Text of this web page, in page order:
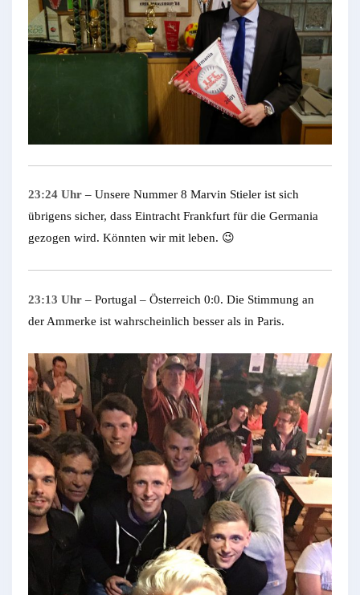
23:24 Uhr – Unsere Nummer 8 Marvin Stieler ist sich
übrigens sicher, dass Eintracht Frankfurt für die Germania
gezogen wird. Könnten wir mit leben. 😉
23:13 Uhr – Portugal – Österreich 0:0. Die Stimmung an
der Ammerke ist wahrscheinlich besser als in Paris.